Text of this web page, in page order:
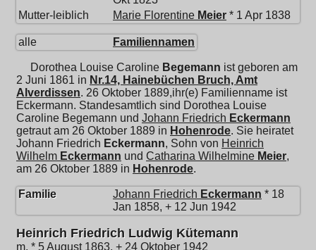
Mutter-leiblich
Marie Florentine Meier * 1 Apr 1838
alle Familiennamen
Dorothea Louise Caroline Begemann ist geboren am
2 Juni 1861 in Nr.14, Hainebüchen Bruch, Amt
Alverdissen. 26 Oktober 1889,ihr(e) Familienname ist
Eckermann. Standesamtlich sind Dorothea Louise
Caroline Begemann und Johann Friedrich Eckermann
getraut am 26 Oktober 1889 in Hohenrode. Sie heiratet
Johann Friedrich Eckermann, Sohn von Heinrich
Wilhelm Eckermann und Catharina Wilhelmine Meier,
am 26 Oktober 1889 in Hohenrode.
Familie Johann Friedrich Eckermann * 18
Jan 1858, + 12 Jun 1942
Heinrich Friedrich Ludwig Kütemann
m, * 5 August 1863, + 24 Oktober 1942